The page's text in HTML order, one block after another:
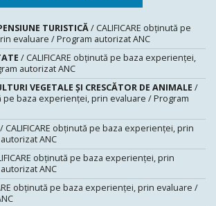
TURISTICĂ/ CALIFICARE obținută pe
evaluare / Program autorizat ANC
/ CALIFICARE obținută pe baza experienței,
autorizat ANC
VEGETALE ȘI CRESCĂTOR DE ANIMALE /
pe baza experienței, prin evaluare / Program
/ CALIFICARE obținută pe baza experienței, prin
ANC
obținută pe baza experienței, prin
ANC
obținută pe baza experienței, prin evaluare /